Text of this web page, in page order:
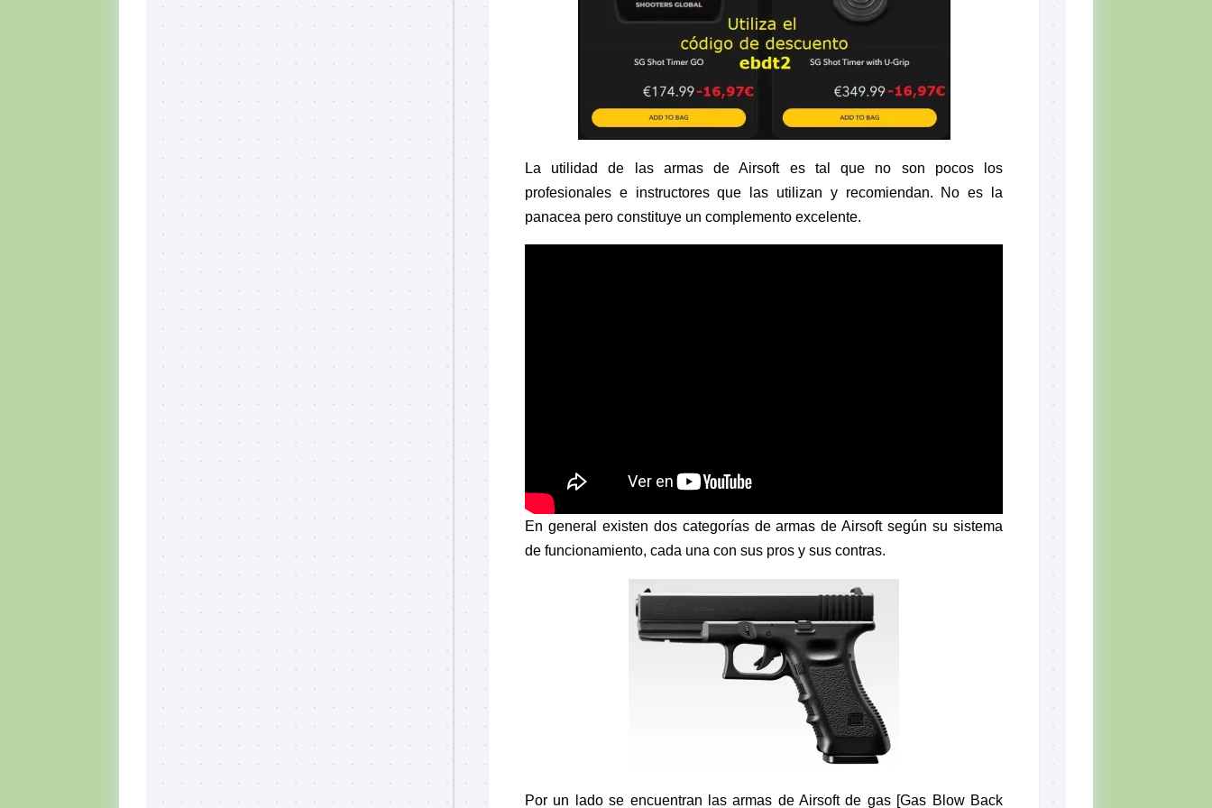
La utilidad de las armas de Airsoft es tal que no son pocos los
profesionales e instructores que las utilizan y recomiendan. No es la
panacea pero constituye un complemento excelente.
En general existen dos categorías de armas de Airsoft según su sistema
de funcionamiento, cada una con sus pros y sus contras.
Por un lado se encuentran las armas de Airsoft de gas [Gas Blow Back